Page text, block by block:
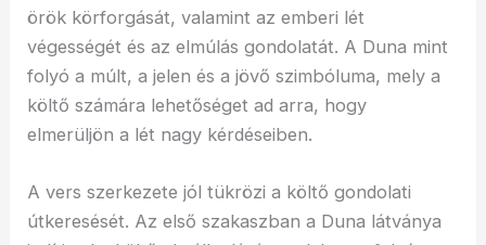
örök körforgását, valamint az emberi lét
végességét és az elmúlás gondolatát. A Duna mint
folyó a múlt, a jelen és a jövő szimbóluma, mely a
költő számára lehetőséget ad arra, hogy
elmerüljön a lét nagy kérdéseiben.
A vers szerkezete jól tükrözi a költő gondolati
útkeresését. Az első szakaszban a Duna látványa